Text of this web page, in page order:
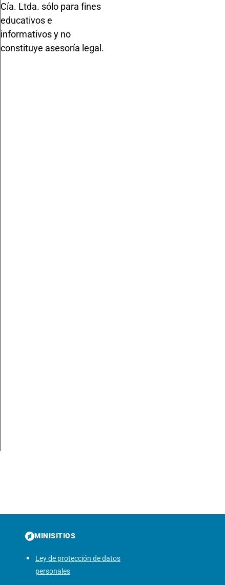
Cía. Ltda. sólo para fines
educativos e
informativos y no
constituye asesoría legal.
MINISITIOS
Ley de protección de datos
personales